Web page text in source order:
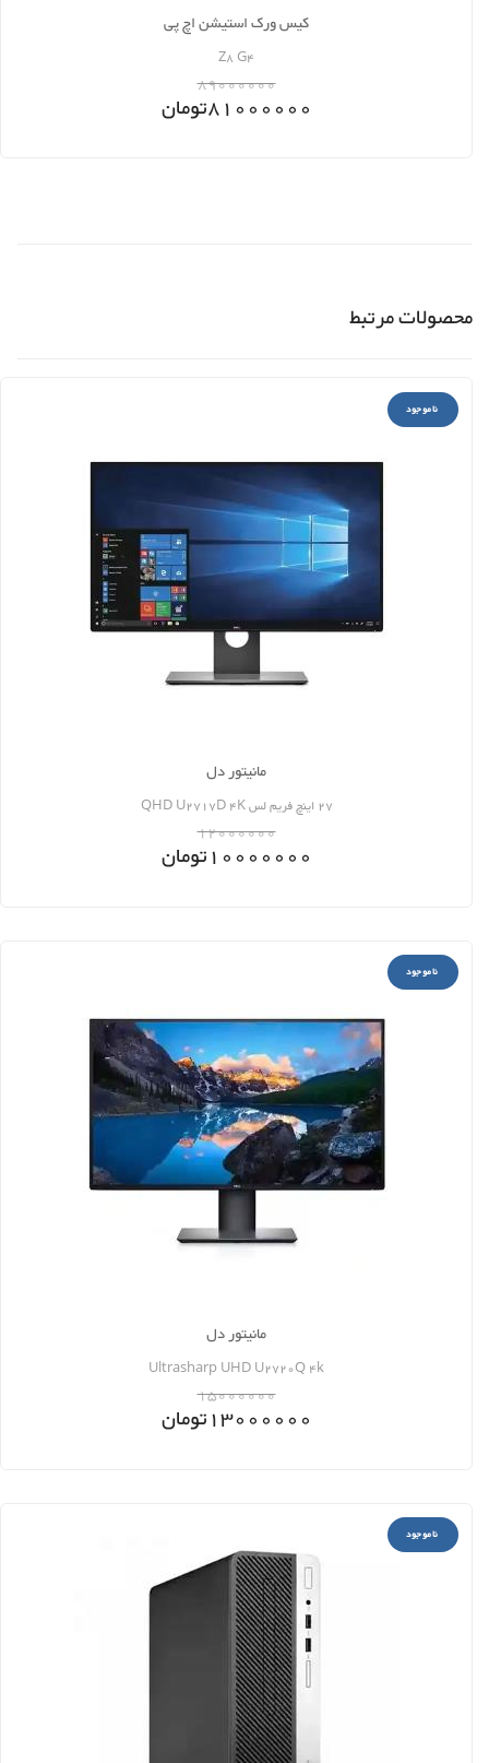
کیس ورک استیشن اچ پی
Z8 G4
89000000
81000000تومان
محصولات مرتبط
ناموجود
مانیتور دل
27 اینچ فریم لس QHD U2717D 4K
12000000
10000000تومان
ناموجود
مانیتور دل
Ultrasharp UHD U2720Q 4k
15000000
13000000تومان
ناموجود